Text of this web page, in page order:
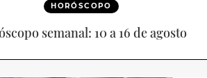
HORÓSCOPO
semanal: 10 a 16 de agosto